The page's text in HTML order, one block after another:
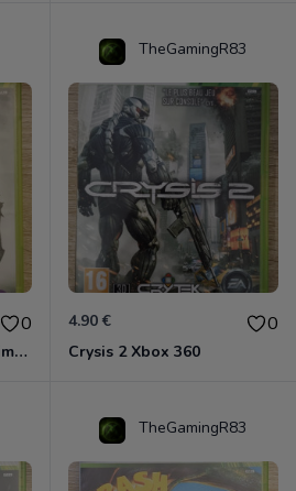
0
Darksiders Ii - Edition Limitée Xbox 360
TheGamingR83
4.90 € 0
Crysis 2 Xbox 360
TheGamingR83